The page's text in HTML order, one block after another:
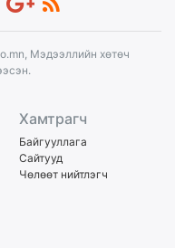
Мэдээллийн хөтөч
Хамтрагч
Байгууллага
Сайтууд
Чөлөөт нийтлэгч